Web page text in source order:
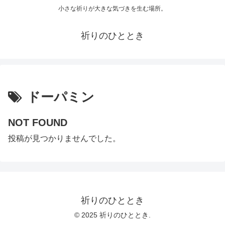
小さな祈りが大きな気づきを生む場所。
祈りのひととき
ドーパミン
NOT FOUND
投稿が見つかりませんでした。
祈りのひととき
© 2025 祈りのひととき.